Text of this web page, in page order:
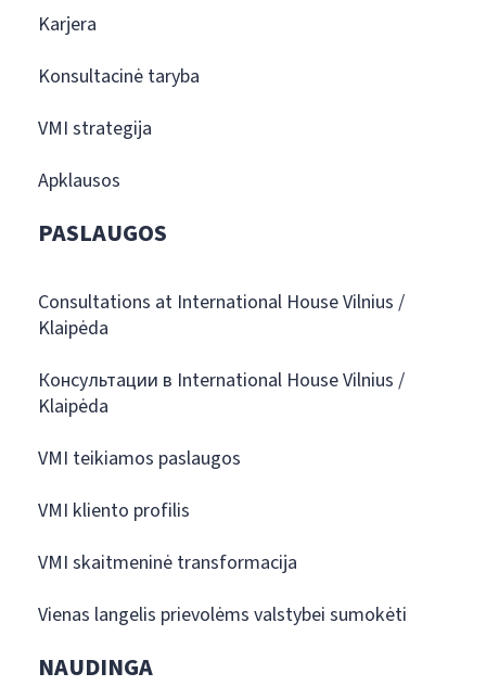
Karjera
Konsultacinė taryba
VMI strategija
Apklausos
PASLAUGOS
Consultations at International House Vilnius /
Klaipėda
Консультации в International House Vilnius /
Klaipėda
VMI teikiamos paslaugos
VMI kliento profilis
VMI skaitmeninė transformacija
Vienas langelis prievolėms valstybei sumokėti
NAUDINGA